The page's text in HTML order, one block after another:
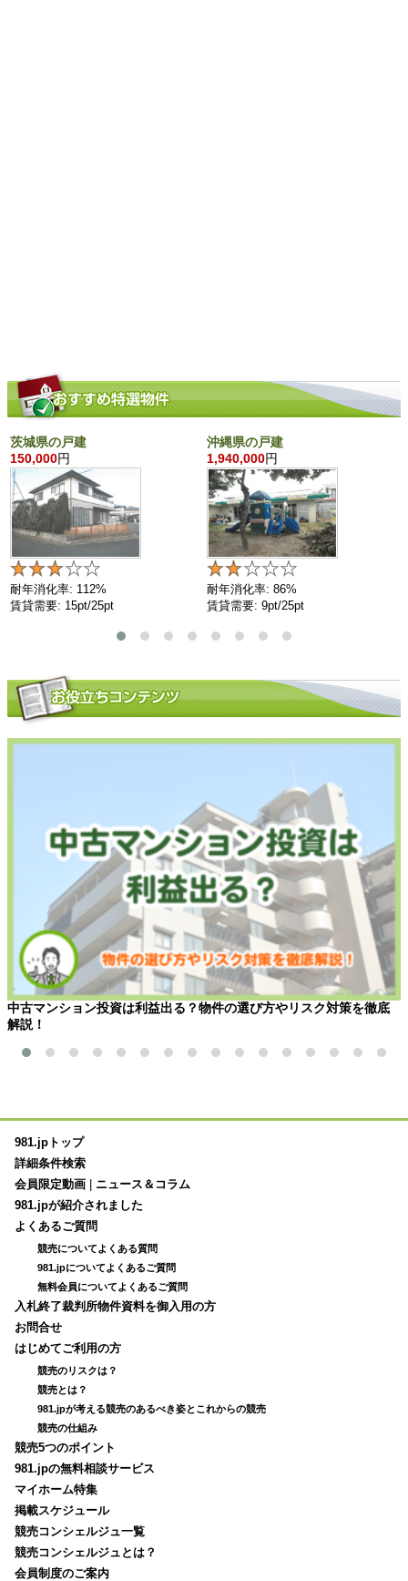
茨城県の戸建
150,000円
耐年消化率: 112%
賃貸需要: 15pt/25pt
沖縄県の戸建
1,940,000円
耐年消化率: 86%
賃貸需要: 9pt/25pt
中古マンション投資は利益出る？物件の選び方やリスク対策を徹底
解説！
981.jpトップ
詳細条件検索
会員限定動画
ニュース＆コラム
981.jpが紹介されました
よくあるご質問
競売についてよくある質問
981.jpについてよくあるご質問
無料会員についてよくあるご質問
入札終了裁判所物件資料を御入用の方
お問合せ
はじめてご利用の方
競売のリスクは？
競売とは？
981.jpが考える競売のあるべき姿とこれからの競売
競売の仕組み
競売5つのポイント
981.jpの無料相談サービス
マイホーム特集
掲載スケジュール
競売コンシェルジュ一覧
競売コンシェルジュとは？
会員制度のご案内